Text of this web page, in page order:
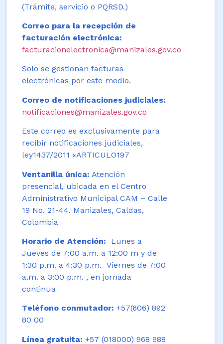
(Trámite, servicio o PQRSD.)
Correo para la recepción de
facturación electrónica:
facturacionelectronica@manizales.gov.co
Solo se gestionan facturas
electrónicas por este medio.
Correo de notificaciones judiciales:
notificaciones@manizales.gov.co
Este correo es exclusivamente para
recibir notificaciones judiciales,
ley1437/2011 «ARTICULO197
Ventanilla única: Atención
presencial, ubicada en el Centro
Administrativo Municipal CAM – Calle
19 No. 21-44. Manizales, Caldas,
Colombia
Horario de Atención:
Lunes a
Jueves de 7:00 a.m. a 12:00 m y de
1:30 p.m. a 4:30 p.m. Viernes de 7:00
a.m. a 3:00 p.m. , en jornada
continua
Teléfono conmutador: +57(606) 892
80 00
Línea gratuita: +57 (018000) 968 988